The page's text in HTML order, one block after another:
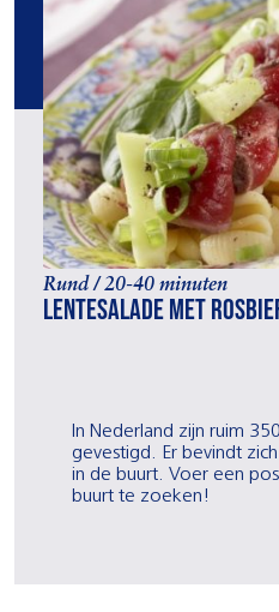
Rund / 20-40 minuten
Lentesalade met
In Nederland zijn ruim
gevestigd. Er bevindt
in de buurt. Voer een
buurt te zoeken!